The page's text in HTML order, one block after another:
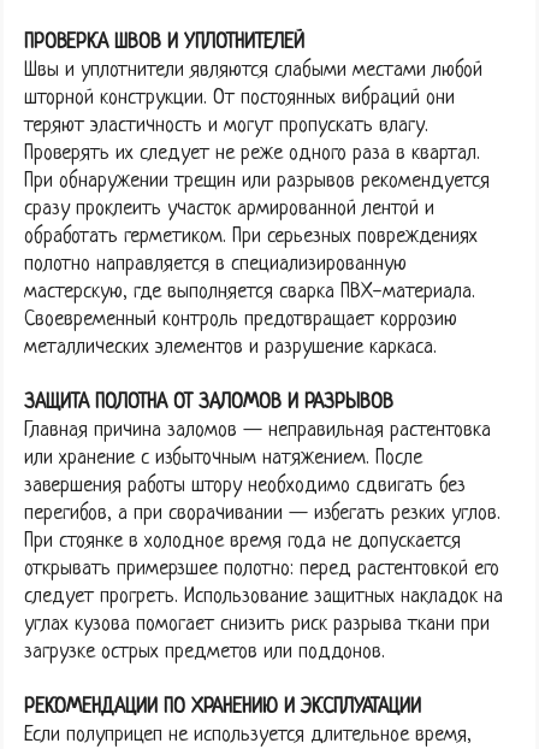
ПРОВЕРКА ШВОВ И УПЛОТНИТЕЛЕЙ
Швы и уплотнители являются слабыми местами любой
шторной конструкции. От постоянных вибраций они
теряют эластичность и могут пропускать влагу.
Проверять их следует не реже одного раза в квартал.
При обнаружении трещин или разрывов рекомендуется
сразу проклеить участок армированной лентой и
обработать герметиком. При серьезных повреждениях
полотно направляется в специализированную
мастерскую, где выполняется сварка ПВХ-материала.
Своевременный контроль предотвращает коррозию
металлических элементов и разрушение каркаса.
ЗАЩИТА ПОЛОТНА ОТ ЗАЛОМОВ И РАЗРЫВОВ
Главная причина заломов — неправильная растентовка
или хранение с избыточным натяжением. После
завершения работы штору необходимо сдвигать без
перегибов, а при сворачивании — избегать резких углов.
При стоянке в холодное время года не допускается
открывать примерзшее полотно: перед растентовкой его
следует прогреть. Использование защитных накладок на
углах кузова помогает снизить риск разрыва ткани при
загрузке острых предметов или поддонов.
РЕКОМЕНДАЦИИ ПО ХРАНЕНИЮ И ЭКСПЛУАТАЦИИ
Если полуприцеп не используется длительное время,